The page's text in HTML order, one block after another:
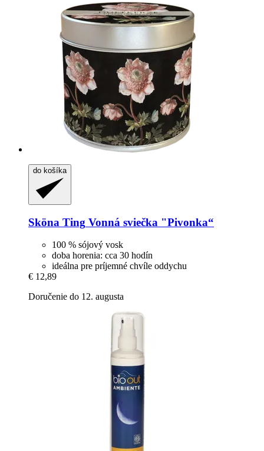
do košíka
Sköna Ting Vonná sviečka "Pivonka“
100 % sójový vosk
doba horenia: cca 30 hodín
ideálna pre príjemné chvíle oddychu
€ 12,89
Doručenie do 12. augusta